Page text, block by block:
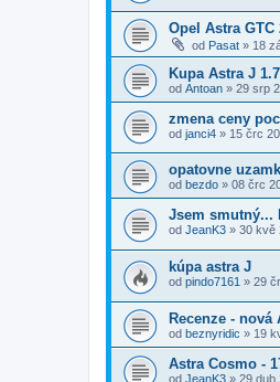
Opel Astra GTC
od Pasat » 18
Kupa Astra J
od Antoan » 29 srp
zmena ceny
od janci4 » 15 črc
opatovne
od bezdo » 08 črc
Jsem smutný...
od JeanK3 » 30 kvě
kúpa astra J
od pindo7161 » 29
Recenze - nová
od beznyridic » 19
Astra Cosmo -
od JeanK3 » 29 dub